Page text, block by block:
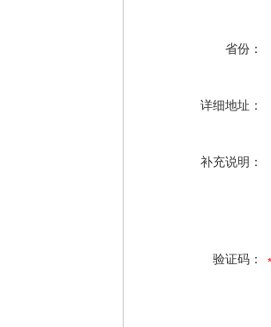
省份：
详细地址：
补充说明：
验证码：